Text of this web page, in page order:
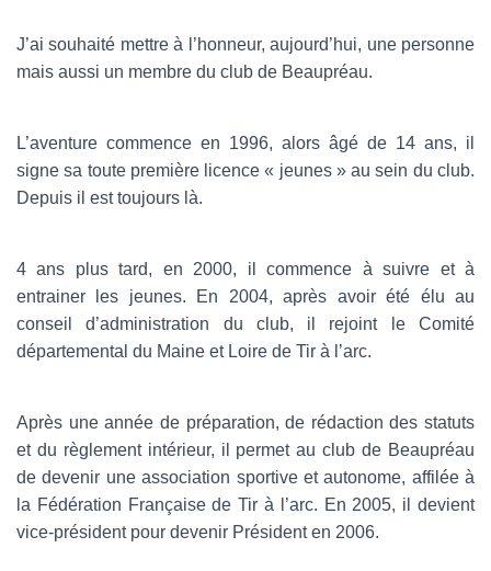
J’ai souhaité mettre à l’honneur, aujourd’hui, une personne
mais aussi un membre du club de Beaupréau.
L’aventure commence en 1996, alors âgé de 14 ans, il
signe sa toute première licence « jeunes » au sein du club.
Depuis il est toujours là.
4 ans plus tard, en 2000, il commence à suivre et à
entrainer les jeunes. En 2004, après avoir été élu au
conseil d’administration du club, il rejoint le Comité
départemental du Maine et Loire de Tir à l’arc.
Après une année de préparation, de rédaction des statuts
et du règlement intérieur, il permet au club de Beaupréau
de devenir une association sportive et autonome, affilée à
la Fédération Française de Tir à l’arc. En 2005, il devient
vice-président pour devenir Président en 2006.